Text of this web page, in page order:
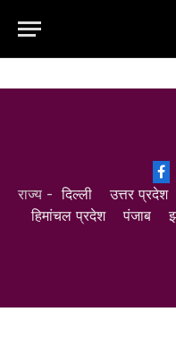
राज्य -दिल्ली उत्तर प्रदेश
हिमांचल प्रदेश
पंजाब